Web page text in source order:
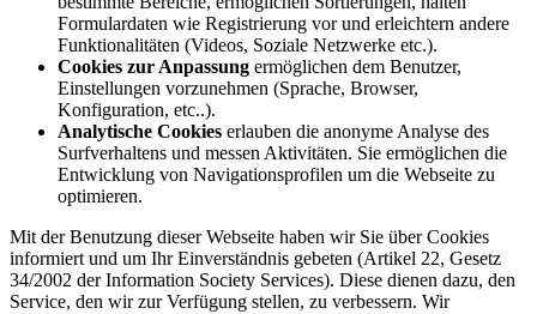
Formulardaten wie Registrierung vor und erleichtern andere
Funktionalitäten (Videos, Soziale Netzwerke etc.).
Cookies zur Anpassung ermöglichen dem Benutzer,
Einstellungen vorzunehmen (Sprache, Browser,
Konfiguration, etc..).
Analytische Cookies erlauben die anonyme Analyse des
Surfverhaltens und messen Aktivitäten. Sie ermöglichen die
Entwicklung von Navigationsprofilen um die Webseite zu
optimieren.
Mit der Benutzung dieser Webseite haben wir Sie über Cookies
informiert und um Ihr Einverständnis gebeten (Artikel 22, Gesetz
34/2002 der Information Society Services). Diese dienen dazu, den
Service, den wir zur Verfügung stellen, zu verbessern. Wir